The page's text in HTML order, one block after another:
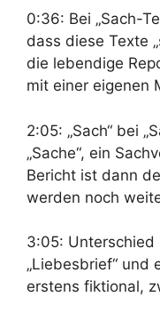
0:36: Bei „Sach-
dass diese Texte
die lebendige
mit einer eigenen
2:05: „Sach“ bei
„Sache“, ein
Bericht ist dann
werden noch
3:05:
„Liebesbrief“ und
erstens fiktional,